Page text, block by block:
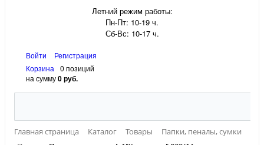
Летний режим работы:
Пн-Пт: 10-19 ч.
Сб-Вс: 10-17 ч.
Войти
Регистрация
Корзина
0 позиций
на сумму0 руб.
Главная страница Каталог Товары
Папки, пеналы, сумки